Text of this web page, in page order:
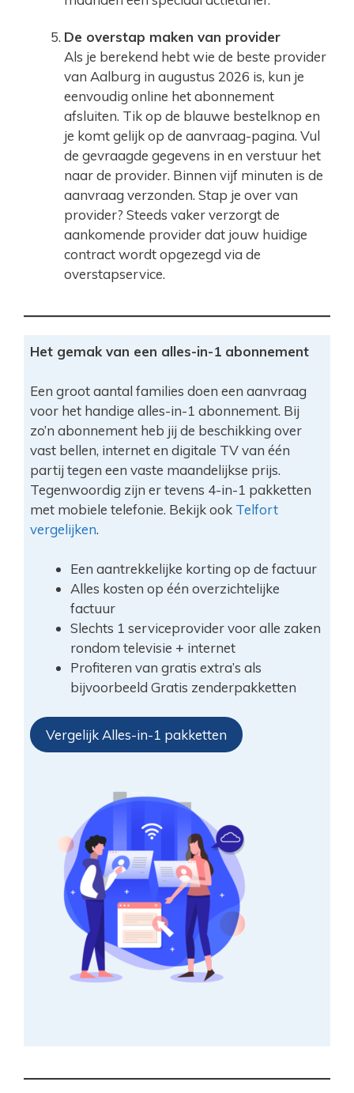
De overstap maken van provider
Als je berekend hebt wie de beste provider
van Aalburg in augustus 2026 is, kun je
eenvoudig online het abonnement
afsluiten. Tik op de blauwe bestelknop en
je komt gelijk op de aanvraag-pagina. Vul
de gevraagde gegevens in en verstuur het
naar de provider. Binnen vijf minuten is de
aanvraag verzonden. Stap je over van
provider? Steeds vaker verzorgt de
aankomende provider dat jouw huidige
contract wordt opgezegd via de
overstapservice.
Het gemak van een alles-in-1 abonnement
Een groot aantal families doen een aanvraag
voor het handige alles-in-1 abonnement. Bij
zo’n abonnement heb jij de beschikking over
vast bellen, internet en digitale TV van één
partij tegen een vaste maandelijkse prijs.
Tegenwoordig zijn er tevens 4-in-1 pakketten
met mobiele telefonie. Bekijk ook Telfort
vergelijken.
Een aantrekkelijke korting op de factuur
Alles kosten op één overzichtelijke
factuur
Slechts 1 serviceprovider voor alle zaken
rondom televisie + internet
Profiteren van gratis extra’s als
bijvoorbeeld Gratis zenderpakketten
Vergelijk Alles-in-1 pakketten